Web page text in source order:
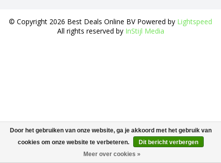
© Copyright 2026 Best Deals Online BV Powered by Lightspeed
All rights reserved by InStijl Media
Door het gebruiken van onze website, ga je akkoord met het gebruik van
cookies om onze website te verbeteren.
Dit bericht verbergen
Meer over cookies »